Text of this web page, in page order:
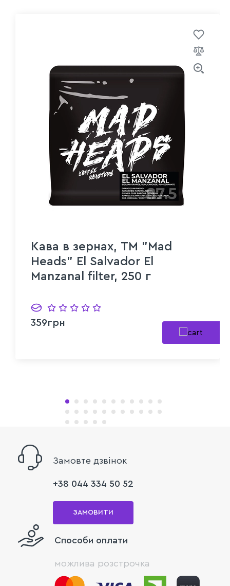
Кава в зернах, ТМ "Mad
Heads" El Salvador El
Manzanal filter, 250 г
359грн
Замовте дзвінок
+38 044 334 50 52
ЗАМОВИТИ
Способи оплати
можлива розстрочка